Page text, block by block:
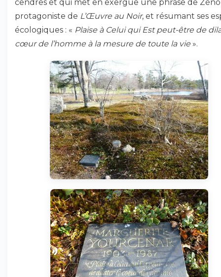
cendres et qui met en exergue une phrase de
protagoniste de L’Œuvre au Noir, et résumant ses
écologiques : « Plaise à Celui qui Est peut-être de
cœur de l’homme à la mesure de toute la vie ».